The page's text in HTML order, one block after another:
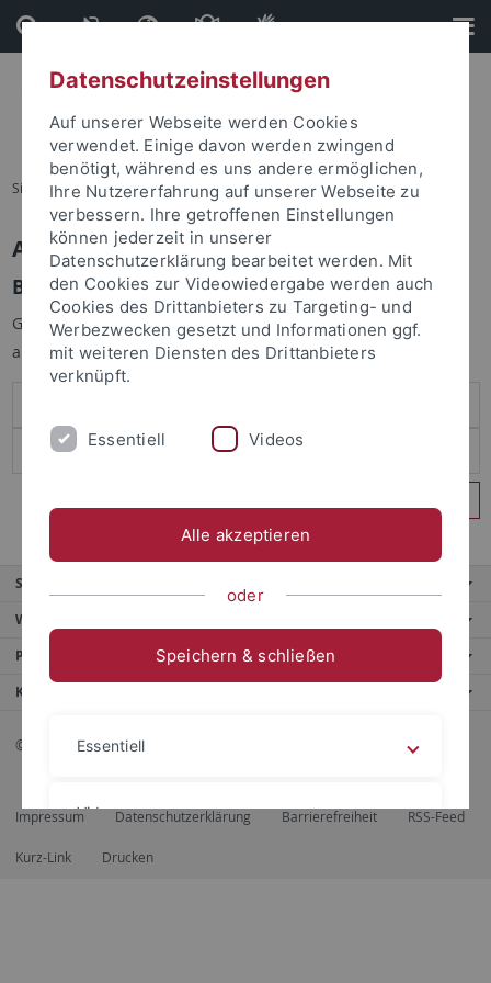
Direkt
zum
Inhalt
Direkt
zur
Fußleiste
Sie sind hier: Startseite
Anmelden
Benutzeranmeldung
Geben Sie Ihren Benutzernamen und Ihr Passwort an um sich
anzumelden:
Service
Weitere Angebote
Portale
Kontaktinfo
© 2026 Eberhard Karls Universität Tübingen, Tübingen
Impressum Datenschutzerklärung Barrierefreiheit RSS-Feed
Kurz-Link Drucken
Datenschutzeinstellungen
Auf unserer Webseite werden Cookies
verwendet. Einige davon werden zwingend
benötigt, während es uns andere ermöglichen,
Ihre Nutzererfahrung auf unserer Webseite zu
verbessern. Ihre getroffenen Einstellungen
können jederzeit in unserer
Datenschutzerklärung bearbeitet werden. Mit
den Cookies zur Videowiedergabe werden auch
Cookies des Drittanbieters zu Targeting- und
Werbezwecken gesetzt und Informationen ggf.
mit weiteren Diensten des Drittanbieters
verknüpft.
Essentiell Videos
Alle akzeptieren
oder
Speichern & schließen
Essentiell
Videos